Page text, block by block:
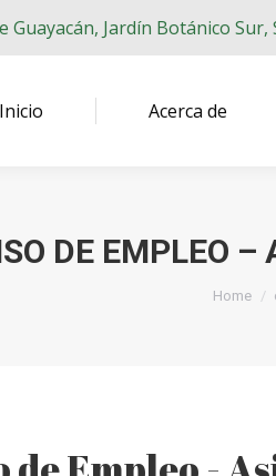
Guayacán, Jardín Botánico Sur,
Inicio Acerca de
DE EMPLEO
You are
Home